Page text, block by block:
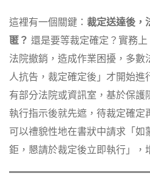
這裡有一個關鍵： 裁定送達後，
匿？ 還是要等裁定確定？實務
法院撤銷，造成作業困擾，多
人抗告，裁定確定後」才開始
有部分法院或資訊室，基於保
執行指示後就先遮，待裁定確定
可以禮貌性地在書狀中請求「
鉅，懇請於裁定後立即執行」，